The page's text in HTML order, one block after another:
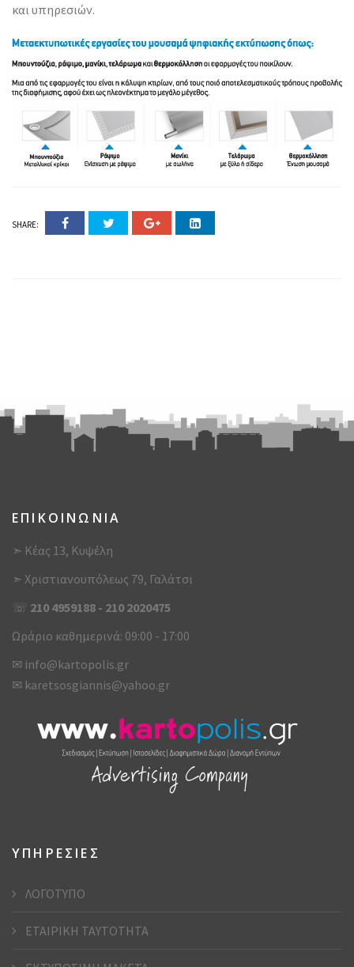
και υπηρεσιών.
SHARE:
ΕΠΙΚΟΙΝΩΝΙΑ
➣ Κέας 13, Κυψέλη
➣ Χριστιανουπόλεως 79, Γαλάτσι
☏ 210 4959188 - 210 2020475
Ωράριο καθημερινά: 09:00 - 17:00
✉ info@kartopolis.gr
✉ karetsosgiannis@yahoo.gr
ΥΠΗΡΕΣΙΕΣ
ΛΟΓΟΤΥΠΟ
ΕΤΑΙΡΙΚΗ ΤΑΥΤΟΤΗΤΑ